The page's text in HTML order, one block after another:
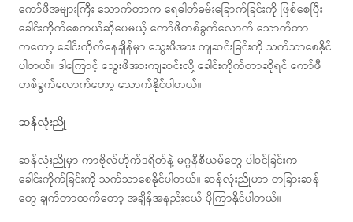
ကော်ဖီအများကြီး သောက်တာက ရေဓါတ်ခမ်းခြောက်ခြင်းကို ဖြစ်စေပြီး
ခေါင်းကိုက်စေတယ်ဆိုပေမယ့် ကော်ဖီတစ်ခွက်လောက် သောက်တာ
ကတော့ ခေါင်းကိုက်နေချိန်မှာ သွေးဖိအား ကျဆင်းခြင်းကို သက်သာစေနိုင်
ပါတယ်။ ဒါကြောင့် သွေးဖိအားကျဆင်းလို့ ခေါင်းကိုက်တာဆိုရင် ကော်ဖီ
တစ်ခွက်လောက်တော့ သောက်နိုင်ပါတယ်။
ဆန်လုံးညို
ဆန်လုံးညိုမှာ ကာဗိုလ်ဟိုက်ဒရိတ်နဲ့ မဂ္ဂနီစီယမ်တွေ ပါဝင်ခြင်းက
ခေါင်းကိုက်ခြင်းကို သက်သာစေနိုင်ပါတယ်။ ဆန်လုံးညိုဟာ တခြားဆန်
တွေ ချက်တာထက်တော့ အချိန်အနည်းငယ် ပိုကြာနိုင်ပါတယ်။